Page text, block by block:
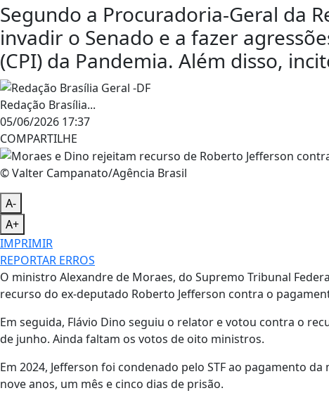
Segundo a Procuradoria-Geral da
invadir o Senado e a fazer
(CPI) da Pandemia. Além disso,
Redação Brasília...
05/06/2026 17:37
COMPARTILHE
© Valter Campanato/Agência Brasil
A-
A+
IMPRIMIR
REPORTAR ERROS
O ministro Alexandre de Moraes, do Supremo Tribunal
recurso do ex-deputado Roberto Jefferson contra o
Em seguida, Flávio Dino seguiu o relator e votou contra o
de junho. Ainda faltam os votos de oito ministros.
Em 2024, Jefferson foi condenado pelo STF ao pagamento
nove anos, um mês e cinco dias de prisão.